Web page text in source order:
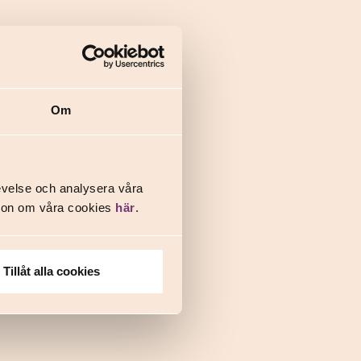
Om
och analysera våra
om våra cookies här.
Tillåt alla cookies